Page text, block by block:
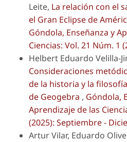
Leite, La relación con el
el Gran Eclipse de
Góndola, Enseñanza y
Ciencias: Vol. 21 Núm. 1
Helbert Eduardo Velilla-
Consideraciones
de la historia y la
de Geogebra , Góndola,
Aprendizaje de las
(2025): Septiembre -
Artur Vilar, Eduardo